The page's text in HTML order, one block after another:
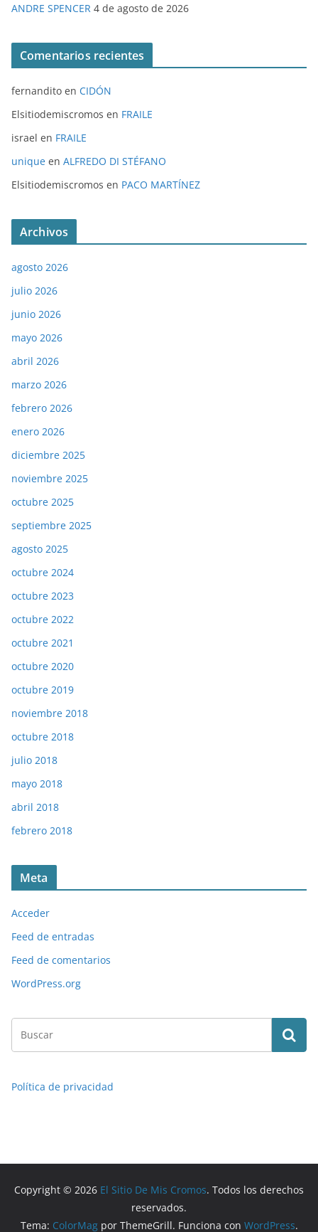
ANDRE SPENCER 4 de agosto de 2026
Comentarios recientes
fernandito en CIDÓN
Elsitiodemiscromos en FRAILE
israel en FRAILE
unique en ALFREDO DI STÉFANO
Elsitiodemiscromos en PACO MARTÍNEZ
Archivos
agosto 2026
julio 2026
junio 2026
mayo 2026
abril 2026
marzo 2026
febrero 2026
enero 2026
diciembre 2025
noviembre 2025
octubre 2025
septiembre 2025
agosto 2025
octubre 2024
octubre 2023
octubre 2022
octubre 2021
octubre 2020
octubre 2019
noviembre 2018
octubre 2018
julio 2018
mayo 2018
abril 2018
febrero 2018
Meta
Acceder
Feed de entradas
Feed de comentarios
WordPress.org
Política de privacidad
Copyright © 2026 El Sitio De Mis Cromos. Todos los derechos
reservados.
Tema: ColorMagpor ThemeGrill. Funciona con WordPress.